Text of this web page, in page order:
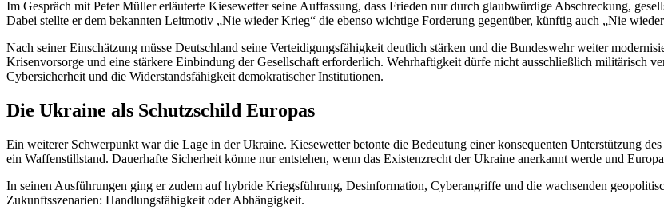
Im Gespräch mit Peter Müller erläuterte Kiesewetter seine Auffassung, dass Frieden nur durch glaubwürdige Abschreckung,
Dabei stellte er dem bekannten Leitmotiv „Nie wieder Krieg“ die ebenso wichtige Forderung gegenüber, künftig auch „Nie
Nach seiner Einschätzung müsse Deutschland seine Verteidigungsfähigkeit deutlich stärken und die Bundeswehr weiter
Krisenvorsorge und eine stärkere Einbindung der Gesellschaft erforderlich. Wehrhaftigkeit dürfe nicht ausschließlich militärisch
Cybersicherheit und die Widerstandsfähigkeit demokratischer Institutionen.
Die Ukraine als Schutzschild Europas
Ein weiterer Schwerpunkt war die Lage in der Ukraine. Kiesewetter betonte die Bedeutung einer konsequenten Unterstützung
ein Waffenstillstand. Dauerhafte Sicherheit könne nur entstehen, wenn das Existenzrecht der Ukraine anerkannt werde und
In seinen Ausführungen ging er zudem auf hybride Kriegsführung, Desinformation, Cyberangriffe und die wachsenden
Zukunftsszenarien: Handlungsfähigkeit oder Abhängigkeit.